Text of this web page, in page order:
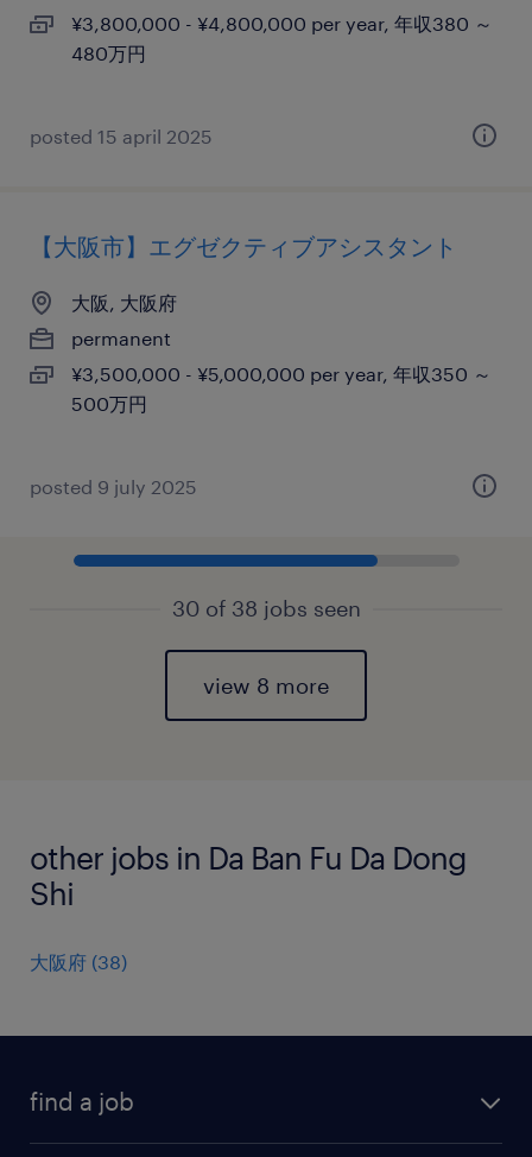
¥3,800,000 - ¥4,800,000 per year, 年収380 ～
480万円
posted 15 april 2025
【大阪市】エグゼクティブアシスタント
大阪, 大阪府
permanent
¥3,500,000 - ¥5,000,000 per year, 年収350 ～
500万円
posted 9 july 2025
30 of 38 jobs seen
view 8 more
other jobs in Da Ban Fu Da Dong
Shi
大阪府 (38)
find a job